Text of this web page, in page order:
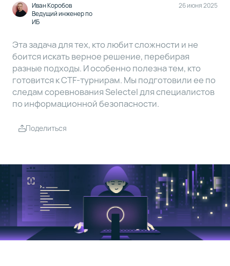
Решение
4
Другие
задачи
CTF-
турнира
Иван Коробов
Ведущий инженер по
ИБ
26 июня 2025
Поделиться
Эта задача для тех, кто любит сложности и не
боится искать верное решение, перебирая
разные подходы. И особенно полезна тем, кто
готовится к CTF-турнирам. Мы подготовили ее по
следам соревнования Selectel для специалистов
по информационной безопасности.